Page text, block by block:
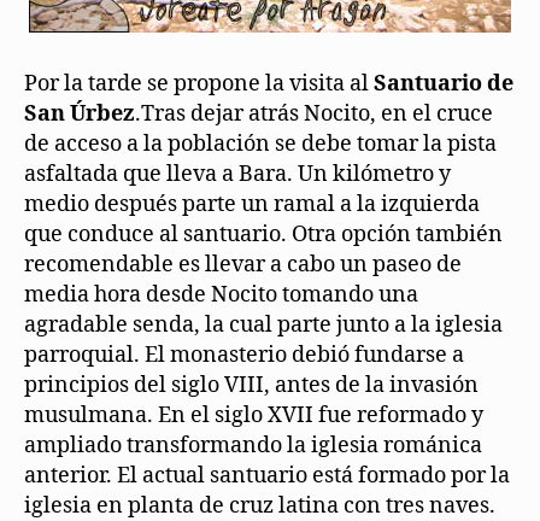
Por la tarde se propone la visita alSantuario de
San Úrbez.Tras dejar atrás Nocito, en el cruce
de acceso a la población se debe tomar la pista
asfaltada que lleva a Bara. Un kilómetro y
medio después parte un ramal a la izquierda
que conduce al santuario. Otra opción también
recomendable es llevar a cabo un paseo de
media hora desde Nocito tomando una
agradable senda, la cual parte junto a la iglesia
parroquial. El monasterio debió fundarse a
principios del siglo VIII, antes de la invasión
musulmana. En el siglo XVII fue reformado y
ampliado transformando la iglesia románica
anterior. El actual santuario está formado por la
iglesia en planta de cruz latina con tres naves.